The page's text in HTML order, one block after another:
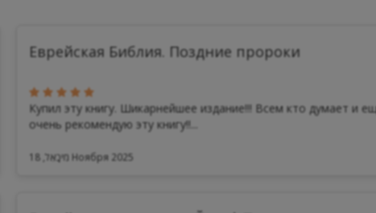
Еврейская Библия. Поздние пророки
Купил эту книгу. Шикарнейшее издание!!! Всем кто думает и
очень рекомендую эту книгу!!...
מִיכָאֵל, 18 Ноября 2025